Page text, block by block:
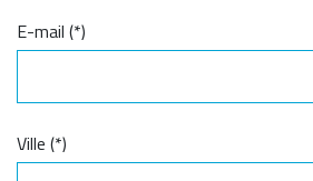
E-mail (*)
Ville (*)